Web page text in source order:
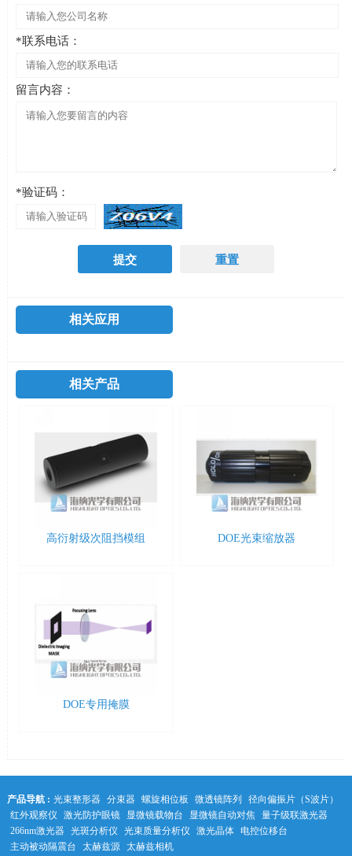
*联系电话：
留言内容：
*验证码：
相关应用
相关产品
高衍射级次阻挡模组 DOE光束缩放器
DOE专用掩膜
产品导航 : 光束整形器 分束器 螺旋相位板 微透镜阵列
径向偏振片（S波片）
红外观察仪
激光防护眼镜 显微镜载物台 显微镜自动对焦 量子级联激光器
266nm激光器 光斑分析仪 光束质量分析仪 激光晶体
电控位移台
主动被动隔震台
太赫兹源 太赫兹相机